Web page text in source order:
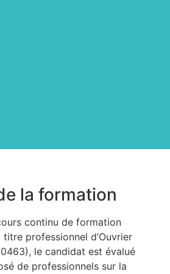
la formation
continu de formation
professionnel d’Ouvrier
le candidat est évalué
de professionnels sur la